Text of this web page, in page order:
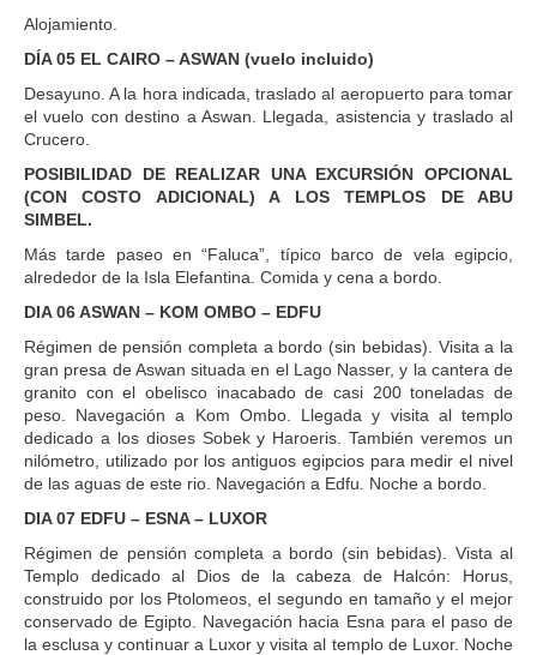
Alojamiento.
DÍA 05 EL CAIRO – ASWAN (vuelo incluido)
Desayuno. A la hora indicada, traslado al aeropuerto para tomar
el vuelo con destino a Aswan. Llegada, asistencia y traslado al
Crucero.
POSIBILIDAD DE REALIZAR UNA EXCURSIÓN OPCIONAL
(CON COSTO ADICIONAL) A LOS TEMPLOS DE ABU
SIMBEL.
Más tarde paseo en “Faluca”, típico barco de vela egipcio,
alrededor de la Isla Elefantina. Comida y cena a bordo.
DIA 06 ASWAN – KOM OMBO – EDFU
Régimen de pensión completa a bordo (sin bebidas). Visita a la
gran presa de Aswan situada en el Lago Nasser, y la cantera de
granito con el obelisco inacabado de casi 200 toneladas de
peso. Navegación a Kom Ombo. Llegada y visita al templo
dedicado a los dioses Sobek y Haroeris. También veremos un
nilómetro, utilizado por los antiguos egipcios para medir el nivel
de las aguas de este rio. Navegación a Edfu. Noche a bordo.
DIA 07 EDFU – ESNA – LUXOR
Régimen de pensión completa a bordo (sin bebidas). Vista al
Templo dedicado al Dios de la cabeza de Halcón: Horus,
construido por los Ptolomeos, el segundo en tamaño y el mejor
conservado de Egipto. Navegación hacia Esna para el paso de
la esclusa y continuar a Luxor y visita al templo de Luxor. Noche